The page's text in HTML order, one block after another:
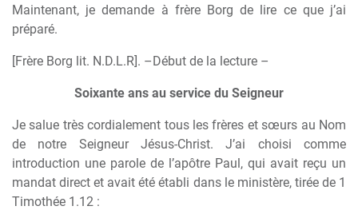
Maintenant, je demande à frère Borg de lire ce que j’ai
préparé.
[Frère Borg lit. N.D.L.R]. –Début de la lecture –
Soixante ans au service du Seigneur
Je salue très cordialement tous les frères et sœurs au Nom
de notre Seigneur Jésus-Christ. J’ai choisi comme
introduction une parole de l’apôtre Paul, qui avait reçu un
mandat direct et avait été établi dans le ministère, tirée de 1
Timothée 1.12 :